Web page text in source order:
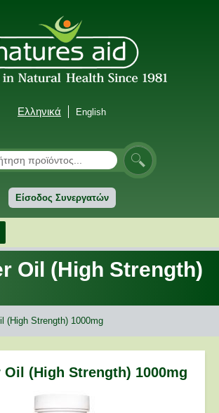
Ελληνικά English
Είσοδος Συνεργατών
Oil (High Strength)
(High Strength) 1000mg
Oil (High Strength) 1000mg